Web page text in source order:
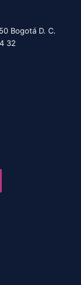
Bogotá D. C.
32